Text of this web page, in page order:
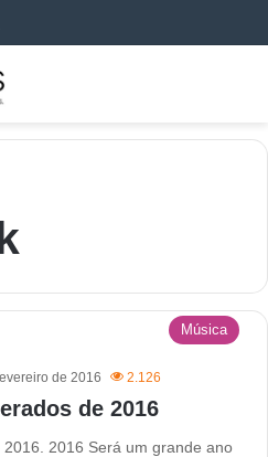
Música
de 2016 2.126
de 2016
2016 Será um grande ano